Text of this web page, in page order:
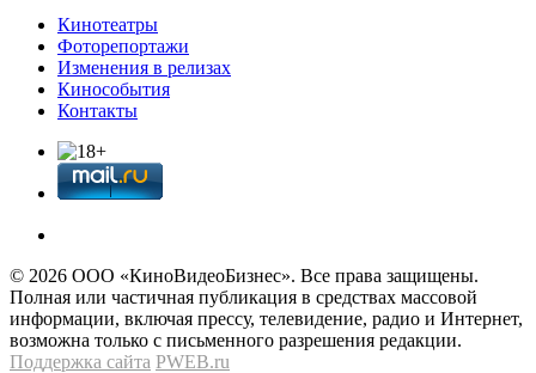
Кинотеатры
Фоторепортажи
Изменения в релизах
Кинособытия
Контакты
© 2026 OOО «КиноВидеоБизнес». Все права защищены.
Полная или частичная публикация в средствах массовой
информации, включая прессу, телевидение, радио и Интернет,
возможна только с письменного разрешения редакции.
Поддержка сайта PWEB.ru